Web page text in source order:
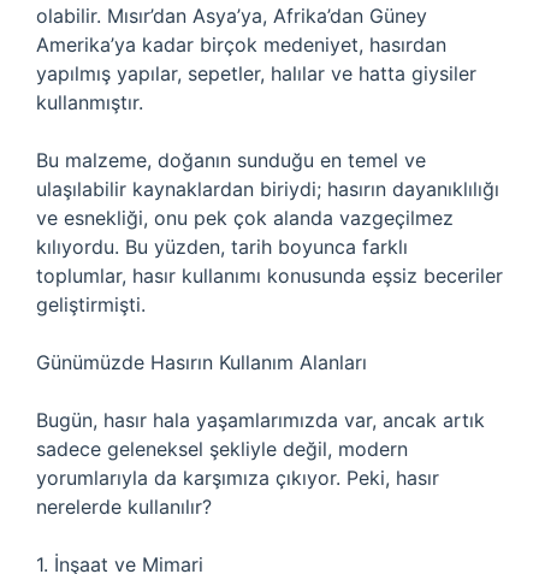
olabilir. Mısır’dan Asya’ya, Afrika’dan Güney
Amerika’ya kadar birçok medeniyet, hasırdan
yapılmış yapılar, sepetler, halılar ve hatta giysiler
kullanmıştır.
Bu malzeme, doğanın sunduğu en temel ve
ulaşılabilir kaynaklardan biriydi; hasırın dayanıklılığı
ve esnekliği, onu pek çok alanda vazgeçilmez
kılıyordu. Bu yüzden, tarih boyunca farklı
toplumlar, hasır kullanımı konusunda eşsiz beceriler
geliştirmişti.
Günümüzde Hasırın Kullanım Alanları
Bugün, hasır hala yaşamlarımızda var, ancak artık
sadece geleneksel şekliyle değil, modern
yorumlarıyla da karşımıza çıkıyor. Peki, hasır
nerelerde kullanılır?
1. İnşaat ve Mimari